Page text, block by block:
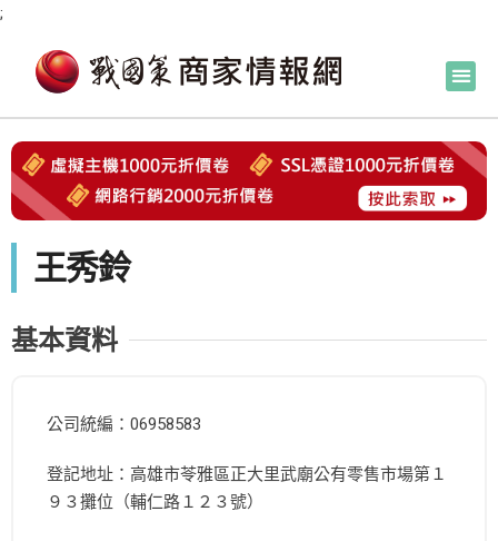
;
王秀鈴
基本資料
公司統編：06958583
登記地址：高雄市苓雅區正大里武廟公有零售市場第１
９３攤位（輔仁路１２３號）